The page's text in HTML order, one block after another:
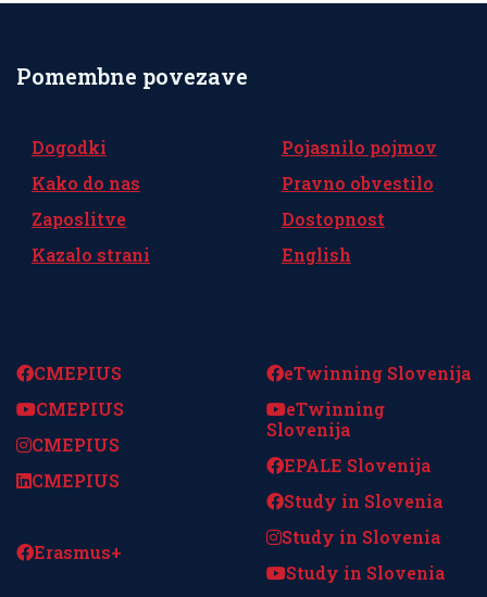
Pomembne povezave
Dogodki
Kako do nas
Zaposlitve
Kazalo strani
Pojasnilo pojmov
Pravno obvestilo
Dostopnost
English
CMEPIUS
CMEPIUS
CMEPIUS
CMEPIUS
Erasmus+
eTwinning Slovenija
eTwinning
Slovenija
EPALE Slovenija
Study in Slovenia
Study in Slovenia
Study in Slovenia